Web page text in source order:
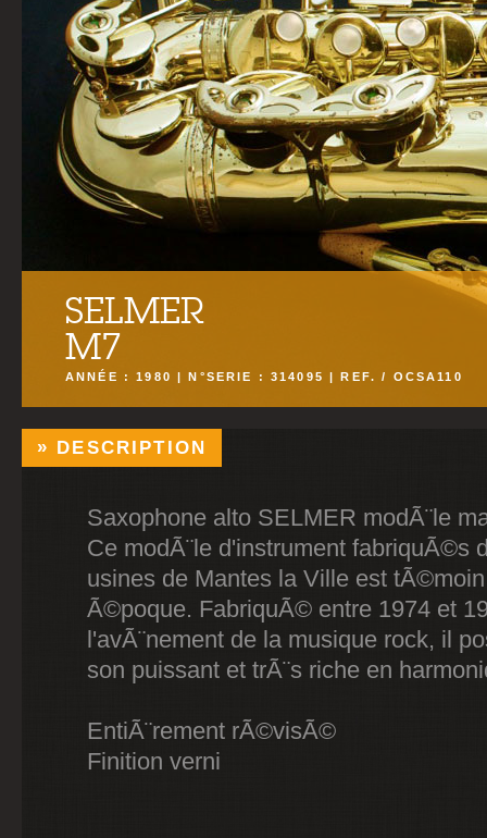
SELMER
M7
ANNÉE : 1980 | N°SERIE : 314095 | REF. / OCSA110
DESCRIPTION
Saxophone alto SELMER modÃ¨le
Ce modÃ¨le d'instrument fabriquÃ©s
usines de Mantes la Ville est
Ã©poque. FabriquÃ© entre 1974 et
l'avÃ¨nement de la musique rock, il
son puissant et trÃ¨s riche en
EntiÃ¨rement rÃ©visÃ©
Finition verni